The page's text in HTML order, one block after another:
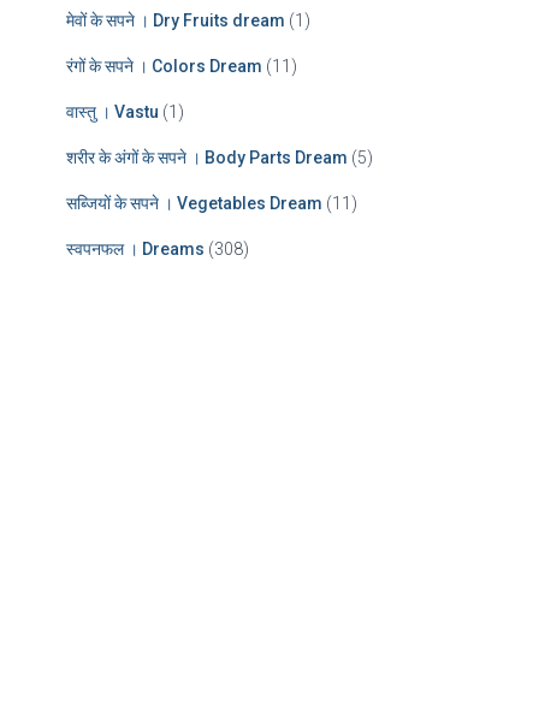
मेवों के सपने । Dry Fruits dream (1)
रंगों के सपने । Colors Dream (11)
वास्तु । Vastu (1)
शरीर के अंगों के सपने । Body Parts Dream (5)
सब्जियों के सपने । Vegetables Dream (11)
स्वपनफल । Dreams (308)